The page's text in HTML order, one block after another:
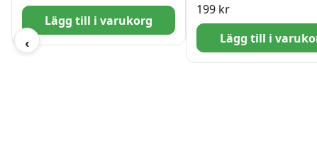
‹
Lägg till i varukorg
199 kr
Lägg till i